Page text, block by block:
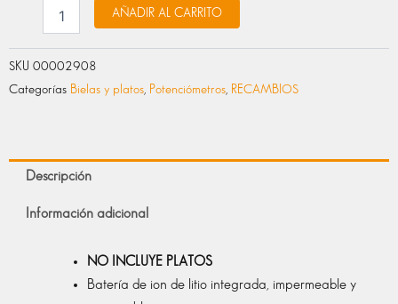
AÑADIR AL CARRITO
SKU 00002908
Categorías Bielas y platos Potenciómetros RECAMBIOS
Descripción
Información adicional
NO INCLUYE PLATOS
Batería de ion de litio integrada, impermeable y